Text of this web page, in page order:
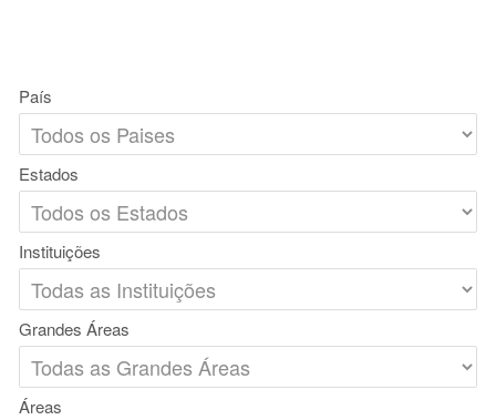
País
Estados
Instituições
Grandes Áreas
Áreas